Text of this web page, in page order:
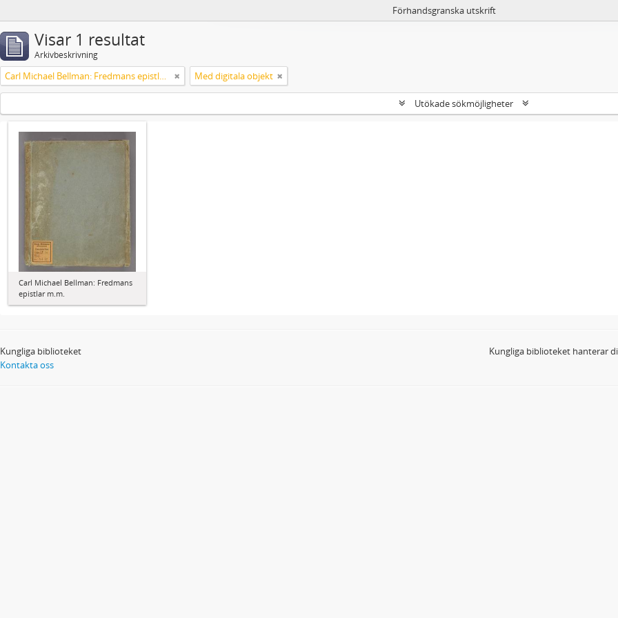
Förhandsgranska utskrift
Visar 1 resultat
Arkivbeskrivning
Carl Michael Bellman: Fredmans epistlar m.m. Med digitala objekt
Utökade sökmöjligheter
Carl Michael Bellman: Fredmans
epistlar m.m.
Kungliga biblioteket
Kontakta oss
Kungliga biblioteket hanterar